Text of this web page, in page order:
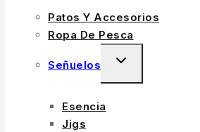
Patos Y Accesorios
Ropa De Pesca
Señuelos
Esencia
Jigs